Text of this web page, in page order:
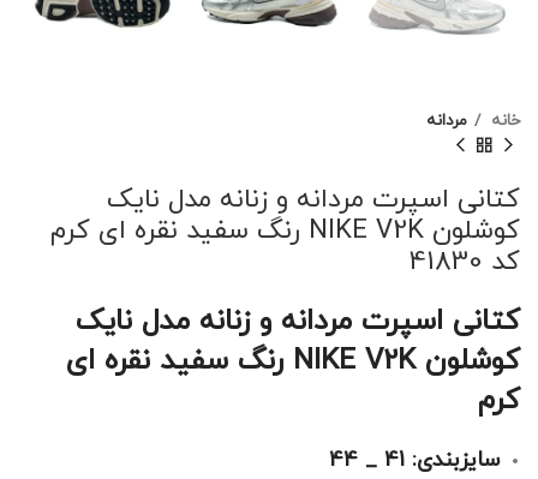
خانه مردانه
کتانی اسپرت مردانه و زنانه مدل نایک
کوشلون NIKE V2K رنگ سفید نقره ای کرم
کد 41830
کتانی اسپرت مردانه و زنانه مدل نایک
کوشلون NIKE V2K رنگ سفید نقره ای
کرم
سایزبندی: 41 _ 44